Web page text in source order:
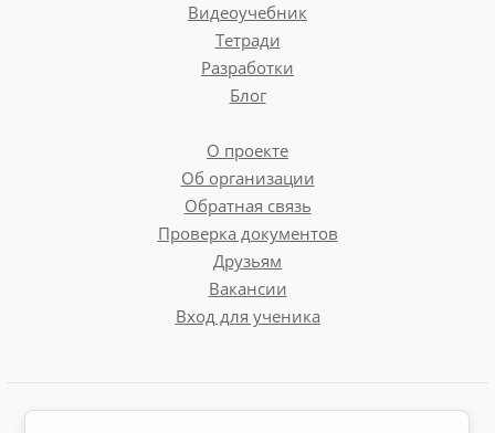
Видеоучебник
Тетради
Разработки
Блог
О проекте
Об организации
Обратная связь
Проверка документов
Друзьям
Вакансии
Вход для ученика